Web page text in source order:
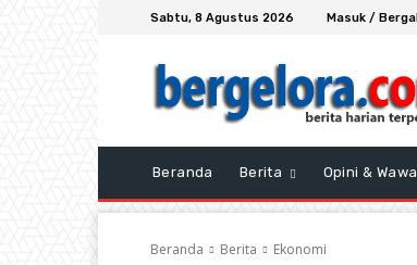
Sabtu, 8 Agustus 2026 Masuk /
Beranda Berita Opini &
Beranda Berita Ekonomi